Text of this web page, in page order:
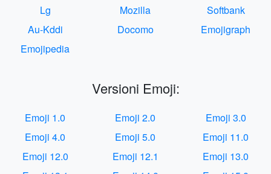
Lg
Mozilla
Softbank
Au-Kddi
Docomo
Emojigraph
Emojipedia
Versioni Emoji:
Emoji 1.0 Emoji 2.0
Emoji 3.0
Emoji 4.0
Emoji 5.0
Emoji 11.0
Emoji 12.0
Emoji 12.1
Emoji 13.0